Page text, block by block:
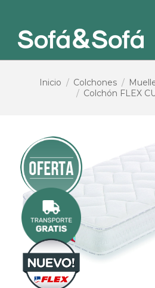
Estás aquí:
Inicio Colchones
Colchón FLEX
¡OFERTA!